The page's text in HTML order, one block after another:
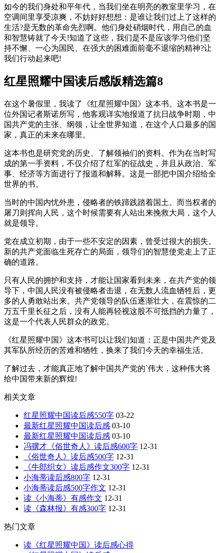
如今的我们身处和平年代，当我们坐在明亮的教室里学习，在
空调间里享受凉爽，不妨好好想想：是谁让我们过上了这样的
生活?是无数的革命先烈啊。他们身处硝烟时代，用自己的血
和智慧铸就了今天!知道了这些，我们是不是应该学习他们坚
持不懈、一心为国民、在强大的困难面前毫不退缩的精神?让
我们行动起来吧!
红星照耀中国读后感版精选篇8
在这个暑假里，我读了《红星照耀中国》这本书。这本书是一
位外国记者斯诺所写，他客观详实地报道了抗日战争时期，中
国共产党的主张、纲领，让全世界知道，在这个人口最多的国
家，真正的未来在哪里。
这本书也是研究党的历史、了解领袖们的资料。作为在当时写
成的第一手资料，不仅介绍了红军的征战史，并且从政治、军
事、经济等方面进行了报道和解释。这是一部把中国介绍给全
世界的书。
当时的中国内忧外患，侵略者的铁蹄践踏着国土。而当权者的
屠刀则挥向人民，这个时候需要有人站出来挽救大局，这个人
就是领导。
党在成立初期，由于一些不安定的因素，曾受过很大的损失。
新的共产党面临生死存亡的局面，领导们的智慧使党走上了正
确的道路。
只有人民的拥护和支持，才能让国家看到未来，在共产党的领
导下，中国人民没有被侵略者击退，在无数人流血牺牲后，更
多的人勇敢站出来。共产党领导的队伍逐渐壮大，在震惊的二
万五千里长征之后，没有人能再轻视这股不可抵挡的力量了，
这是一个代表人民群众的政党。
《红星照耀中国》这本书可以让我们知道：正是中国共产党及
其军队所经历的苦难和牺牲，换来了我们今天的幸福生活。
了解过去，才能真正地了解中国共产党的`伟大，这种伟大将
给中国带来新的辉煌!
相关文章
红星照耀中国读后感550字 03-22
最新红星照耀中国读后感 03-10
最新红星照耀中国读后感 03-10
冯骥才《俗世奇人》读后感600字 12-31
《俗世奇人》读后感500字 12-31
《牛郎织女》读后感作文300字 12-31
小海蒂读后感800字 12-31
小海蒂读后感500字作文 12-31
读《小海蒂》有感作文 12-31
读《森林报》有感300字 12-31
热门文章
读《红星照耀中国》读后感心得